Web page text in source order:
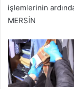
işlemlerinin
MERSİN